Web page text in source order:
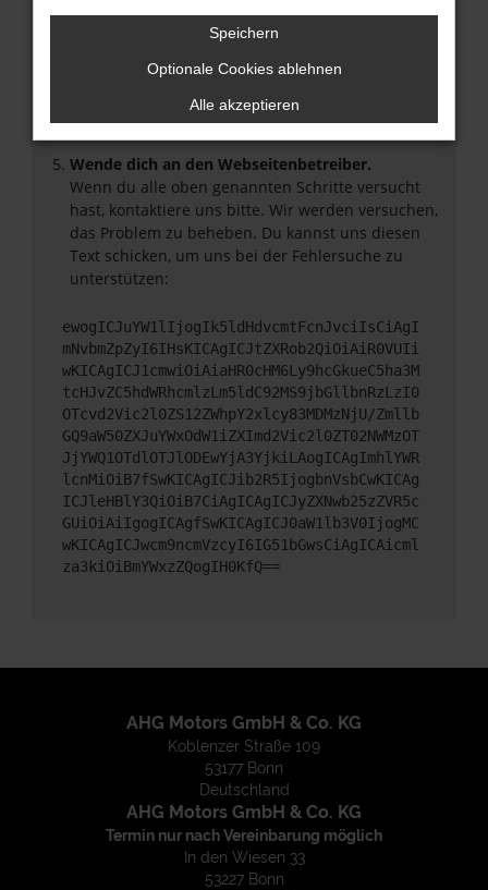
Stelle sicher, dass dein Browser und dein
Betriebssystem auf dem neuesten Stand sind.
Veraltete Software birgt nicht nur ein
dass bestimmte Funktionen nicht mehr
Wende dich an den Webseitenbetreiber.
Wenn du alle oben genannten Schritte versucht
hast, kontaktiere uns bitte. Wir werden versuchen,
das Problem zu beheben. Du kannst uns diesen
Text schicken, um uns bei der Fehlersuche zu
unterstützen:
ewogICJuYW1lIjogIk5ldHdvcmtFcnJvciIsCiAgI
mNvbmZpZyI6IHsKICAgICJtZXRob2QiOiAiR0VUIi
wKICAgICJ1cmwiOiAiaHR0cHM6Ly9hcGkueC5ha3M
tcHJvZC5hdWRhcmlzLm5ldC92MS9jbGllbnRzLzI0
OTcvd2Vic2l0ZS12ZWhpY2xlcy83MDMzNjU/Zmllb
GQ9aW50ZXJuYWxOdW1iZXImd2Vic2l0ZT02NWMzOT
JjYWQ1OTdlOTJlODEwYjA3YjkiLAogICAgImhlYWR
lcnMiOiB7fSwKICAgICJib2R5IjogbnVsbCwKICAg
ICJleHBlY3QiOiB7CiAgICAgICJyZXNwb25zZVR5c
GUiOiAiIgogICAgfSwKICAgICJ0aW1lb3V0IjogMC
wKICAgICJwcm9ncmVzcyI6IG51bGwsCiAgICAicml
za3kiOiBmYWxzZQogIH0KfQ==
AHG Motors GmbH & Co. KG
Koblenzer Straße 109
53177 Bonn
Deutschland
AHG Motors GmbH & Co. KG
Termin nur nach Vereinbarung möglich
In den Wiesen 33
53227 Bonn
Speichern
Optionale Cookies ablehnen
Alle akzeptieren